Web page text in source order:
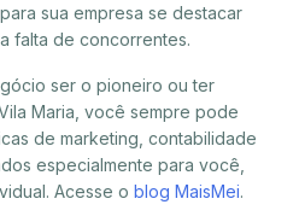
sua empresa se destacar
falta de concorrentes.
ser o pioneiro ou ter
Maria, você sempre pode
de marketing, contabilidade
especialmente para você,
Acesse o blog MaisMei.